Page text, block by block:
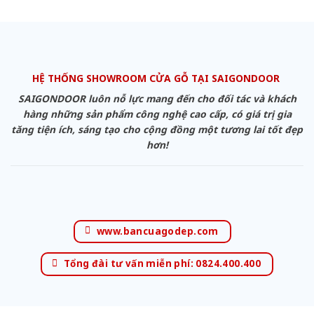
HỆ THỐNG SHOWROOM CỬA GỖ TẠI SAIGONDOOR
SAIGONDOOR luôn nỗ lực mang đến cho đối tác và khách
hàng những sản phẩm công nghệ cao cấp, có giá trị gia
tăng tiện ích, sáng tạo cho cộng đồng một tương lai tốt đẹp
hơn!
www.bancuagodep.com
Tổng đài tư vấn miễn phí: 0824.400.400